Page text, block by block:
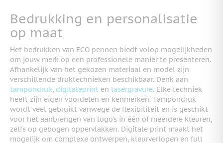
Bedrukking en personalisatie
op maat
Het bedrukken van ECO pennen biedt volop mogelijkheden
om jouw merk op een professionele manier te presenteren.
Afhankelijk van het gekozen materiaal en model zijn
verschillende druktechnieken beschikbaar. Denk aan
tampondruk, digitaleprint en lasergravure. Elke techniek
heeft zijn eigen voordelen en kenmerken. Tampondruk
wordt veel gebruikt vanwege de flexibiliteit en is geschikt
voor het aanbrengen van logo’s in één of meerdere kleuren,
zelfs op gebogen oppervlakken. Digitale print maakt het
mogelijk om complexe ontwerpen, kleurverlopen en full